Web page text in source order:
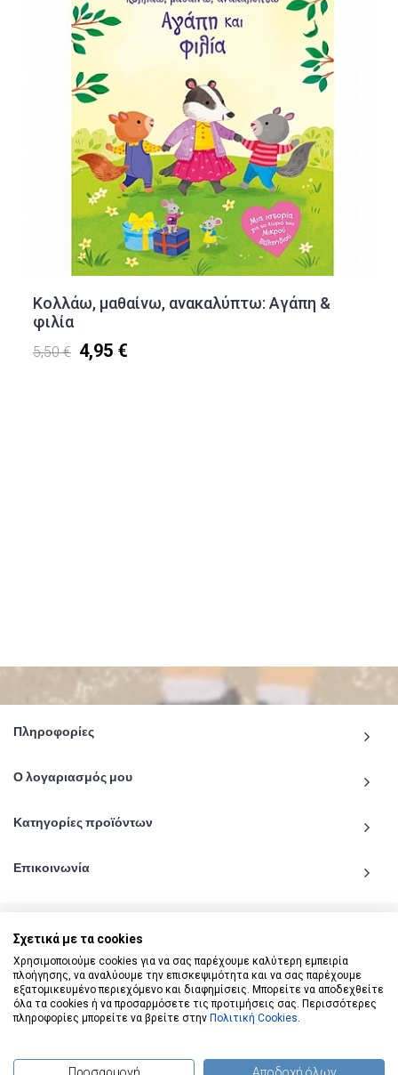
Κολλάω, μαθαίνω, ανακαλύπτω: Αγάπη &
φιλία
5,50 € 4,95 €
Πληροφορίες
Ο λογαριασμός μου
Κατηγορίες προϊόντων
Επικοινωνία
© 2020 - 2026 katiginetai.gr All Rights Reserved.
Σχετικά με τα cookies
Χρησιμοποιούμε cookies για να σας παρέχουμε καλύτερη εμπειρία
πλοήγησης, να αναλύουμε την επισκεψιμότητα και να σας παρέχουμε
εξατομικευμένο περιεχόμενο και διαφημίσεις. Μπορείτε να αποδεχθείτε
όλα τα cookies ή να προσαρμόσετε τις προτιμήσεις σας. Περισσότερες
πληροφορίες μπορείτε να βρείτε στην Πολιτική Cookies.